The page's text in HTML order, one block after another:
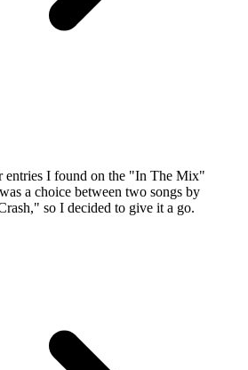
entries I found on the "In The Mix"
a choice between two songs by
so I decided to give it a go.